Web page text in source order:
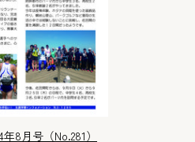
8月号（No.281）